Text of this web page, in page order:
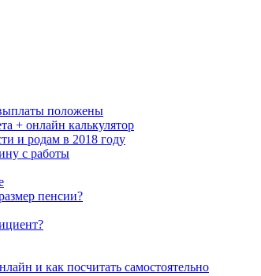
положены
+ онлайн калькулятор
и родам в 2018 году
с работы
пенсии?
и как посчитать самостоятельно